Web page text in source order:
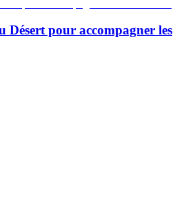
Désert pour accompagner les